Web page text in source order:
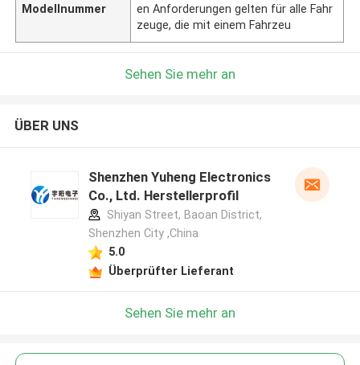
Modellnummer
en Anforderungen gelten für alle Fahr
zeuge, die mit einem Fahrzeu
Sehen Sie mehr an
ÜBER UNS
Shenzhen Yuheng Electronics
Co., Ltd. Herstellerprofil
Shiyan Street, Baoan District,
Shenzhen City ,China
5.0
Überprüfter Lieferant
Sehen Sie mehr an